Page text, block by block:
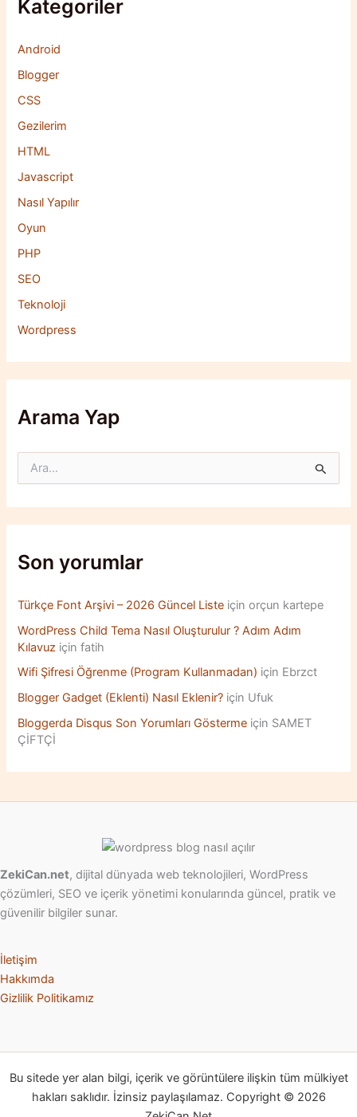
Kategoriler
Android
Blogger
CSS
Gezilerim
HTML
Javascript
Nasıl Yapılır
Oyun
PHP
SEO
Teknoloji
Wordpress
Arama Yap
r
c
f
o
:
Son yorumlar
Türkçe Font Arşivi – 2026 Güncel Liste içinorçun kartepe
WordPress Child Tema Nasıl Oluşturulur ? Adım Adım
Kılavuz içinfatih
Wifi Şifresi Öğrenme (Program Kullanmadan) için Ebrzct
Blogger Gadget (Eklenti) Nasıl Eklenir? için Ufuk
Bloggerda Disqus Son Yorumları Gösterme için SAMET
ÇİFTÇİ
ZekiCan.net, dijital dünyada web teknolojileri, WordPress
çözümleri, SEO ve içerik yönetimi konularında güncel, pratik ve
güvenilir bilgiler sunar.
İletişim
Hakkımda
Gizlilik Politikamız
Bu sitede yer alan bilgi, içerik ve görüntülere ilişkin tüm mülkiyet
hakları saklıdır. İzinsiz paylaşılamaz. Copyright © 2026